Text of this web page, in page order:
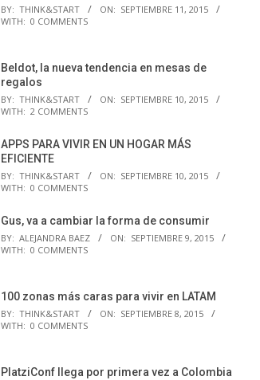
BY: THINK&START ON: SEPTIEMBRE 11, 2015
WITH: 0 COMMENTS
Beldot, la nueva tendencia en mesas de
regalos
BY: THINK&START ON: SEPTIEMBRE 10, 2015
WITH: 2 COMMENTS
APPS PARA VIVIR EN UN HOGAR MÁS
EFICIENTE
BY: THINK&START ON: SEPTIEMBRE 10, 2015
WITH: 0 COMMENTS
Gus, va a cambiar la forma de consumir
BY: ALEJANDRA BAEZ ON: SEPTIEMBRE 9, 2015
WITH: 0 COMMENTS
100 zonas más caras para vivir en LATAM
BY: THINK&START ON: SEPTIEMBRE 8, 2015
WITH: 0 COMMENTS
PlatziConf llega por primera vez a Colombia